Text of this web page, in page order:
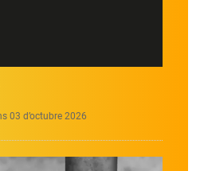
03 d’octubre 2026